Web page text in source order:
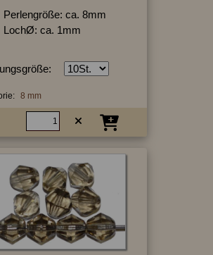
Perlengröße: ca. 8mm
LochØ: ca. 1mm
8 mm